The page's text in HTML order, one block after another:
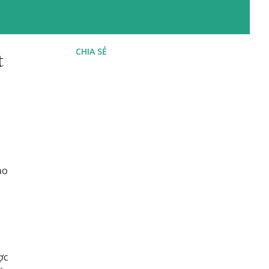
CHIA SẺ